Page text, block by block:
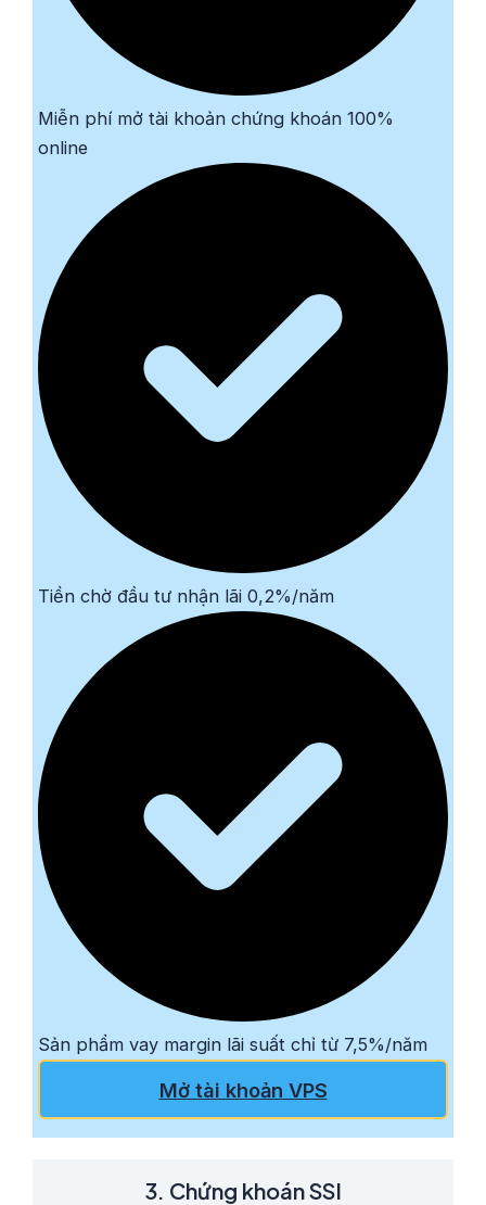
Miễn phí mở tài khoản chứng khoán 100%
online
Tiền chờ đầu tư nhận lãi 0,2%/năm
Sản phẩm vay margin lãi suất chỉ từ 7,5%/năm
Mở tài khoản VPS
3. Chứng khoán SSI